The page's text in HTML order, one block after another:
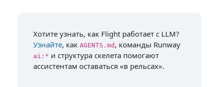
Хотите узнать, как Flight работает с LLM?
Узнайте, как AGENTS.md , команды Runway
ai:* и структура скелета помогают
ассистентам оставаться «в рельсах».